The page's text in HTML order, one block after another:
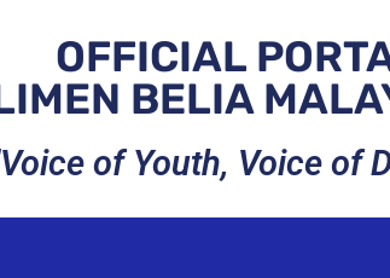
OFFICIAL
BELIA
of Youth, Voice of